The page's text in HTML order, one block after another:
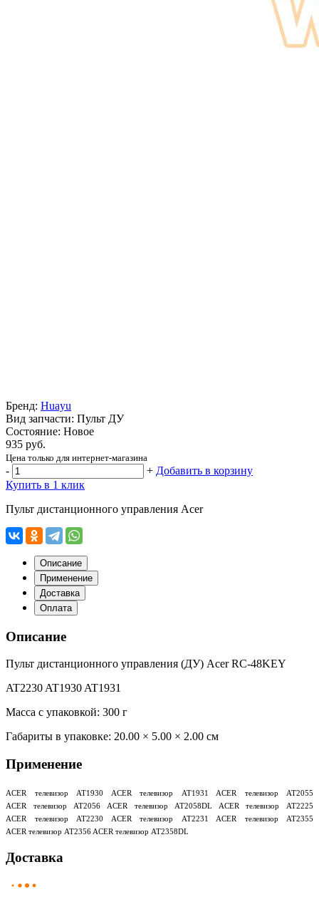
Бренд: Huayu
Вид запчасти: Пульт ДУ
Состояние: Новое
935 руб.
Цена только для интернет-магазина
- + Добавить в корзину
Купить в 1 клик
Пульт дистанционного управления Acer
Описание
Применение
Доставка
Оплата
Описание
Пульт дистанционного управления (ДУ) Acer RC-48KEY
AT2230 AT1930 AT1931
Масса с упаковкой: 300 г
Габариты в упаковке: 20.00 × 5.00 × 2.00 см
Применение
ACER телевизор AT1930 ACER телевизор AT1931 ACER телевизор AT2055
ACER телевизор AT2056 ACER телевизор AT2058DL ACER телевизор AT2225
ACER телевизор AT2230 ACER телевизор AT2231 ACER телевизор AT2355
ACER телевизор AT2356 ACER телевизор AT2358DL
Доставка